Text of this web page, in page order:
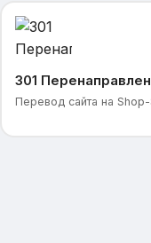
301
Перевод сайта на